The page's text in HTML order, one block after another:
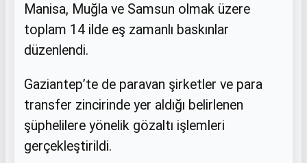
Manisa, Muğla ve Samsun olmak üzere
toplam 14 ilde eş zamanlı baskınlar
düzenlendi.
Gaziantep’te de paravan şirketler ve para
transfer zincirinde yer aldığı belirlenen
şüphelilere yönelik gözaltı işlemleri
gerçekleştirildi.